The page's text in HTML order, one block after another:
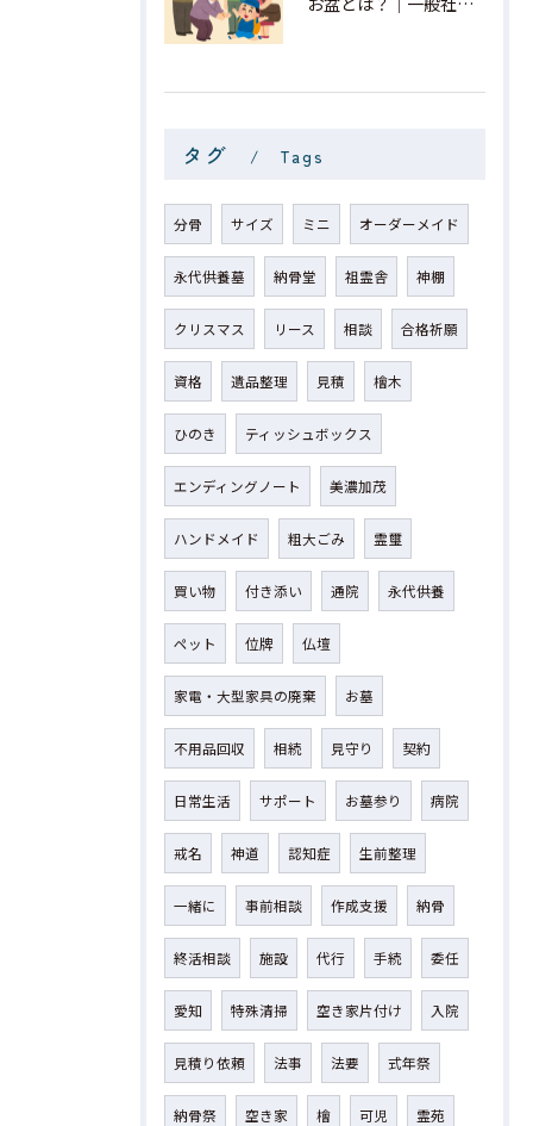
タグ Tags
分骨 サイズ ミニ オーダーメイド
永代供養墓 納骨堂 祖霊舎 神棚
クリスマス リース 相談 合格祈願
資格 遺品整理 見積 檜木
ひのき ティッシュボックス
エンディングノート 美濃加茂
ハンドメイド 粗大ごみ 霊璽
買い物 付き添い 通院 永代供養
ペット 位牌 仏壇
家電・大型家具の廃棄 お墓
不用品回収 相続 見守り 契約
日常生活 サポート お墓参り 病院
戒名 神道 認知症 生前整理
一緒に 事前相談 作成支援 納骨
終活相談 施設 代行 手続 委任
愛知 特殊清掃 空き家片付け 入院
見積り依頼 法事 法要 式年祭
納骨祭 空き家 檜 可児 霊苑